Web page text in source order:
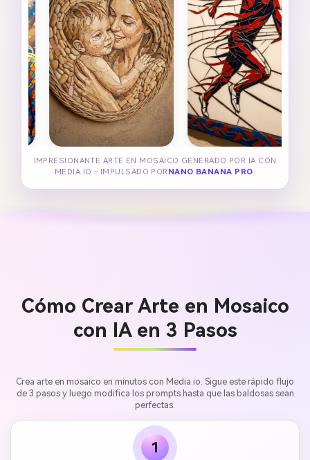
IMPRESIONANTE ARTE EN MOSAICO GENERADO POR IA CON
MEDIA.IO - IMPULSADO POR NANO BANANA PRO.
Cómo Crear Arte en Mosaico
con IA en 3 Pasos
Crea arte en mosaico en minutos con Media.io. Sigue este rápido flujo
de 3 pasos y luego modifica los prompts hasta que las baldosas sean
perfectas.
1